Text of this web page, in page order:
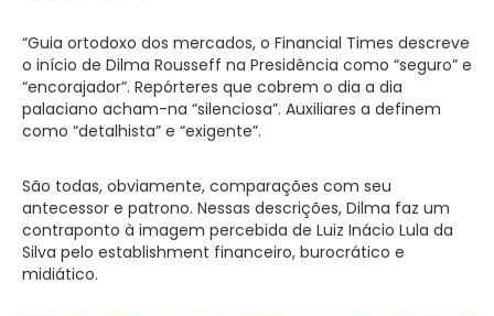
“Guia ortodoxo dos mercados, o Financial Times descreve
o início de Dilma Rousseff na Presidência como “seguro” e
“encorajador”. Repórteres que cobrem o dia a dia
palaciano acham-na “silenciosa”. Auxiliares a definem
como “detalhista” e “exigente”.
São todas, obviamente, comparações com seu
antecessor e patrono. Nessas descrições, Dilma faz um
contraponto à imagem percebida de Luiz Inácio Lula da
Silva pelo establishment financeiro, burocrático e
midiático.